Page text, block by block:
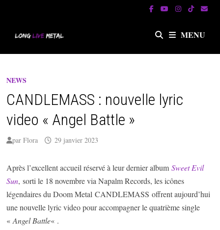
MENU
NEWS
CANDLEMASS : nouvelle lyric
video « Angel Battle »
parFlora 29 janvier 2023
Après l’excellent accueil réservé à leur dernier albumSweet Evil
Sun, sorti le 18 novembre via Napalm Records, les icônes
légendaires du Doom Metal CANDLEMASS offrent aujourd’hui
une nouvelle lyric video pour accompagner le quatrième single
«Angel Battle« .